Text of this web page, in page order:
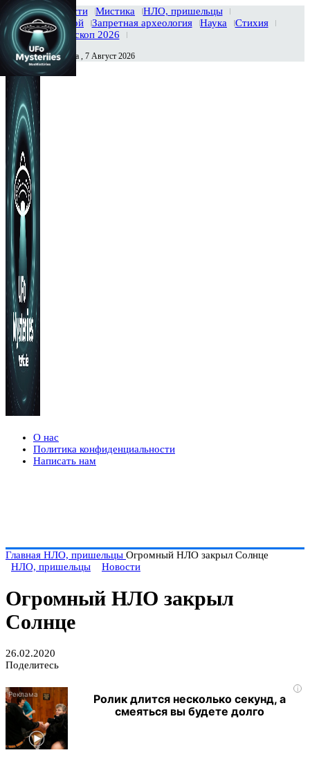
Главная Новости Мистика
НЛО, пришельцы
Тайны вселенной
Запретная археология Наука
Стихия
История
Гороскоп 2026
Сегодня Пятница , 7 Август 2026
О нас
Политика конфиденциальности
Написать нам
Главная НЛО, пришельцы Огромный НЛО закрыл Солнце
НЛО, пришельцы
Новости
Огромный НЛО закрыл
Солнце
26.02.2020
Поделитесь
i
Ролик длится несколько секунд, а
смеяться вы будете долго